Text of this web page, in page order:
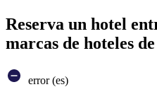
Reserva un hotel
marcas de hoteles
error (es)